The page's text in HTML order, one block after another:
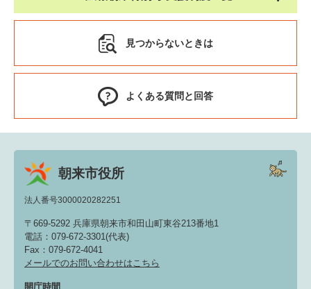
見つからないときは
よくある質問と回答
朝来市役所
法人番号3000020282251
〒669-5292 兵庫県朝来市和田山町東谷213番地1
電話：079-672-3301(代表)
Fax：079-672-4041
メールでのお問い合わせはこちら
開庁時間